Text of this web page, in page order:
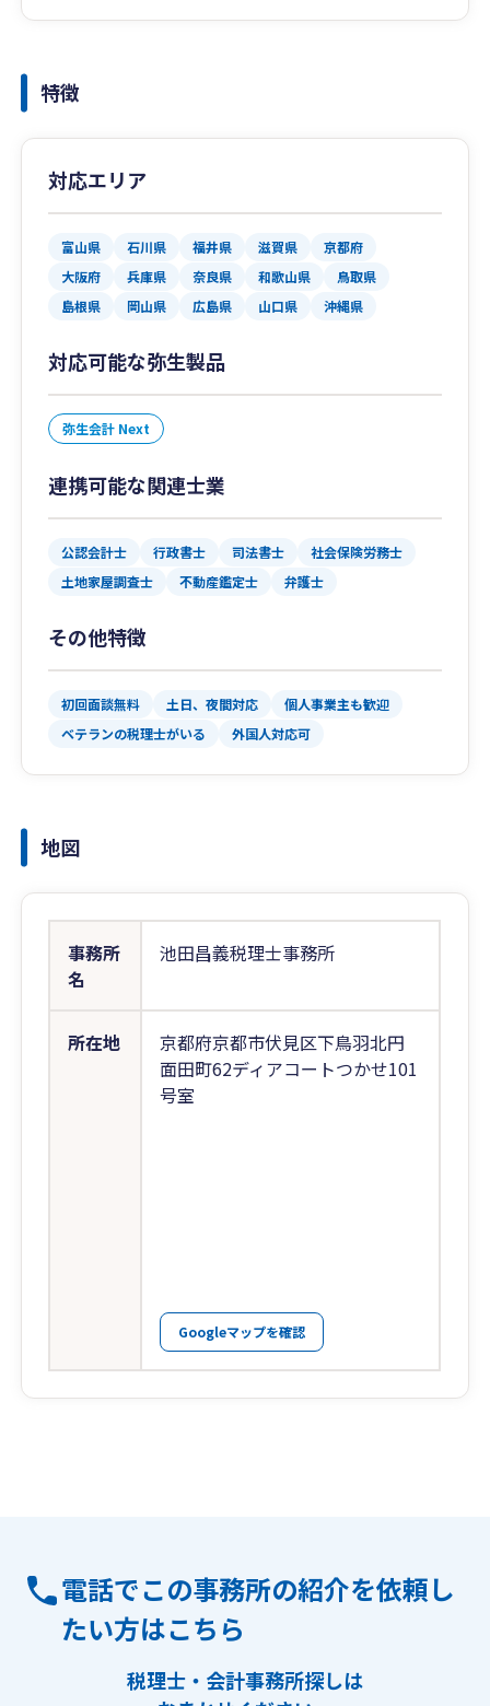
特徴
対応エリア
富山県 石川県 福井県 滋賀県
京都府
大阪府
兵庫県 奈良県 和歌山県
鳥取県
島根県
岡山県 広島県 山口県 沖縄県
対応可能な弥生製品
弥生会計 Next
連携可能な関連士業
公認会計士 行政書士 司法書士
社会保険労務士
土地家屋調査士
不動産鑑定士 弁護士
その他特徴
初回面談無料 土日、夜間対応
個人事業主も歓迎
ベテランの税理士がいる
外国人対応可
地図
事務所
名
池田昌義税理士事務所
所在地
京都府京都市伏見区下鳥羽北円
面田町62ディアコートつかせ101
号室
Googleマップを確認
電話でこの事務所の紹介を依頼し
たい方はこちら
税理士・会計事務所探しは